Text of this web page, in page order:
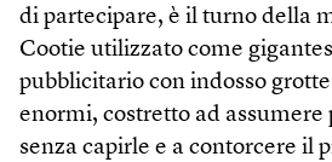
di partecipare, è il turno della
Cootie utilizzato come
pubblicitario con indosso
enormi, costretto ad
senza capirle e a contorcere il